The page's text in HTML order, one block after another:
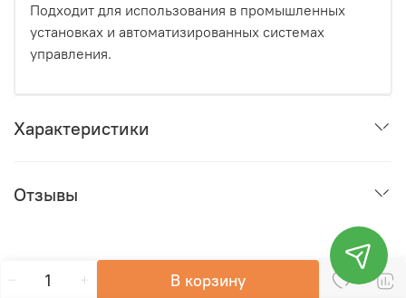
В корзину
Подходит для использования в промышленных
установках и автоматизированных системах
управления.
Характеристики
Отзывы